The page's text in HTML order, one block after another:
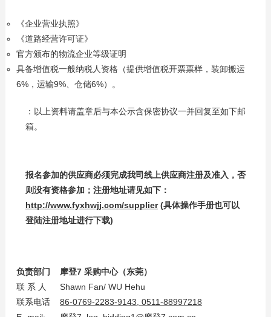
《企业营业执照》
《道路经营许可证》
官方颁布的物流企业等级证明
具备增值税一般纳税人资格（提供增值税开票票样，装卸搬运
6%，运输9%、仓储6%）。
：以上资料请盖章后与本公示含保密协议一并回复至如下邮
箱。
报名参加的供应商必须完成我司线上供应商注册及准入，否
则没有资格参加；注册地址请见如下：
http://www.fyxhwjj.com/supplier (具体操作手册也可以
登陆注册地址进行下载)
负责部门 摩登7 采购中心（东莞）
联 系 人
Shawn Fan/ WU Hehu
联系电话
86-0769-2283-9143, 0511-88997218